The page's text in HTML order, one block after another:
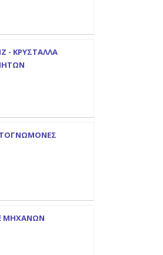
- ΚΡΥΣΤΑΛΛΑ
ΜΗΧΑΝΩΝ